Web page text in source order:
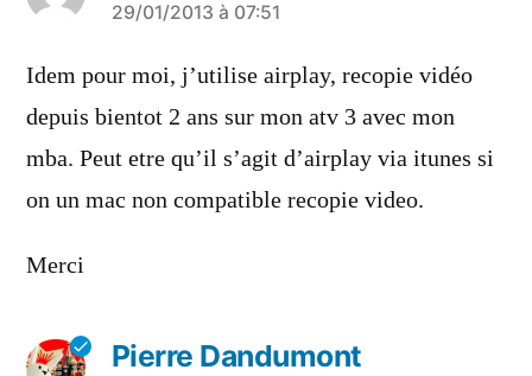
a
dit :
29/01/2013 à 07:51
Idem pour moi, j’utilise airplay, recopie vidéo
depuis bientot 2 ans sur mon atv 3 avec mon
mba. Peut etre qu’il s’agit d’airplay via itunes si
on un mac non compatible recopie video.
Merci
Pierre Dandumont